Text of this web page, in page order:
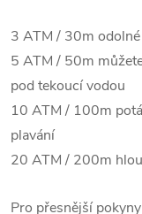
3 ATM / 30m
5 ATM / 50m
pod tekoucí vodou
10 ATM / 100m
plavání
20 ATM / 200m
Pro přesnější